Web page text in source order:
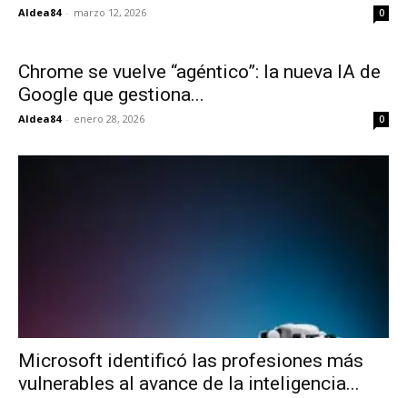
Aldea84 - marzo 12, 2026 0
Chrome se vuelve “agéntico”: la nueva IA de
Google que gestiona...
Aldea84 - enero 28, 2026 0
Microsoft identificó las profesiones más
vulnerables al avance de la inteligencia...